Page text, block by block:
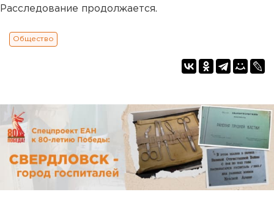
Расследование продолжается.
Общество